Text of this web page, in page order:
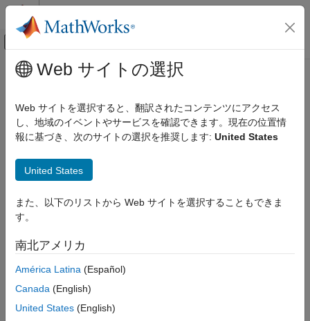
コンテンツへスキップ
オフキャンバス ナビゲーション メ
ドキュメンテーションのホーム
メインコンテンツ
この情報は役に立ちましたか？
Web サイトの選択
Web サイトを選択すると、翻訳されたコンテンツにアクセス
し、地域のイベントやサービスを確認できます。現在の位置情
報に基づき、次のサイトの選択を推奨します: United States
United States
また、以下のリストから Web サイトを選択することもできま
す。
南北アメリカ
América Latina (Español)
Canada (English)
United States (English)